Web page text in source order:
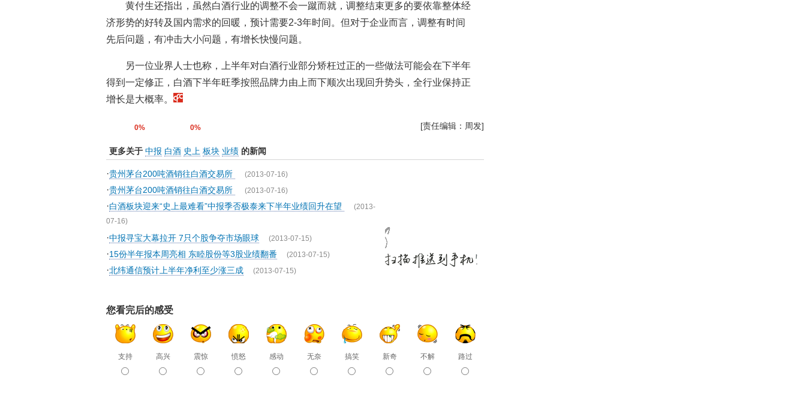
黄付生还指出，虽然白酒行业的调整不会一蹴而就，调整结束更多的要依靠整体经
济形势的好转及国内需求的回暖，预计需要2-3年时间。但对于企业而言，调整有时间
先后问题，有冲击大小问题，有增长快慢问题。
另一位业界人士也称，上半年对白酒行业部分矫枉过正的一些做法可能会在下半年
得到一定修正，白酒下半年旺季按照品牌力由上而下顺次出现回升势头，全行业保持正
增长是大概率。
0% 0% [责任编辑：周发]
更多关于 中报 白酒 史上 板块 业绩 的新闻
·贵州茅台200吨酒销往白酒交易所 (2013-07-16)
·贵州茅台200吨酒销往白酒交易所 (2013-07-16)
·白酒板块迎来“史上最难看”中报季否极泰来下半年业绩回升在望 (2013-
07-16)
·中报寻宝大幕拉开 7只个股争夺市场眼球 (2013-07-15)
·15份半年报本周亮相 东睦股份等3股业绩翻番 (2013-07-15)
·北纬通信预计上半年净利至少涨三成 (2013-07-15)
您看完后的感受
支持 高兴 震惊 愤怒 感动 无奈 搞笑 新奇 不解 路过